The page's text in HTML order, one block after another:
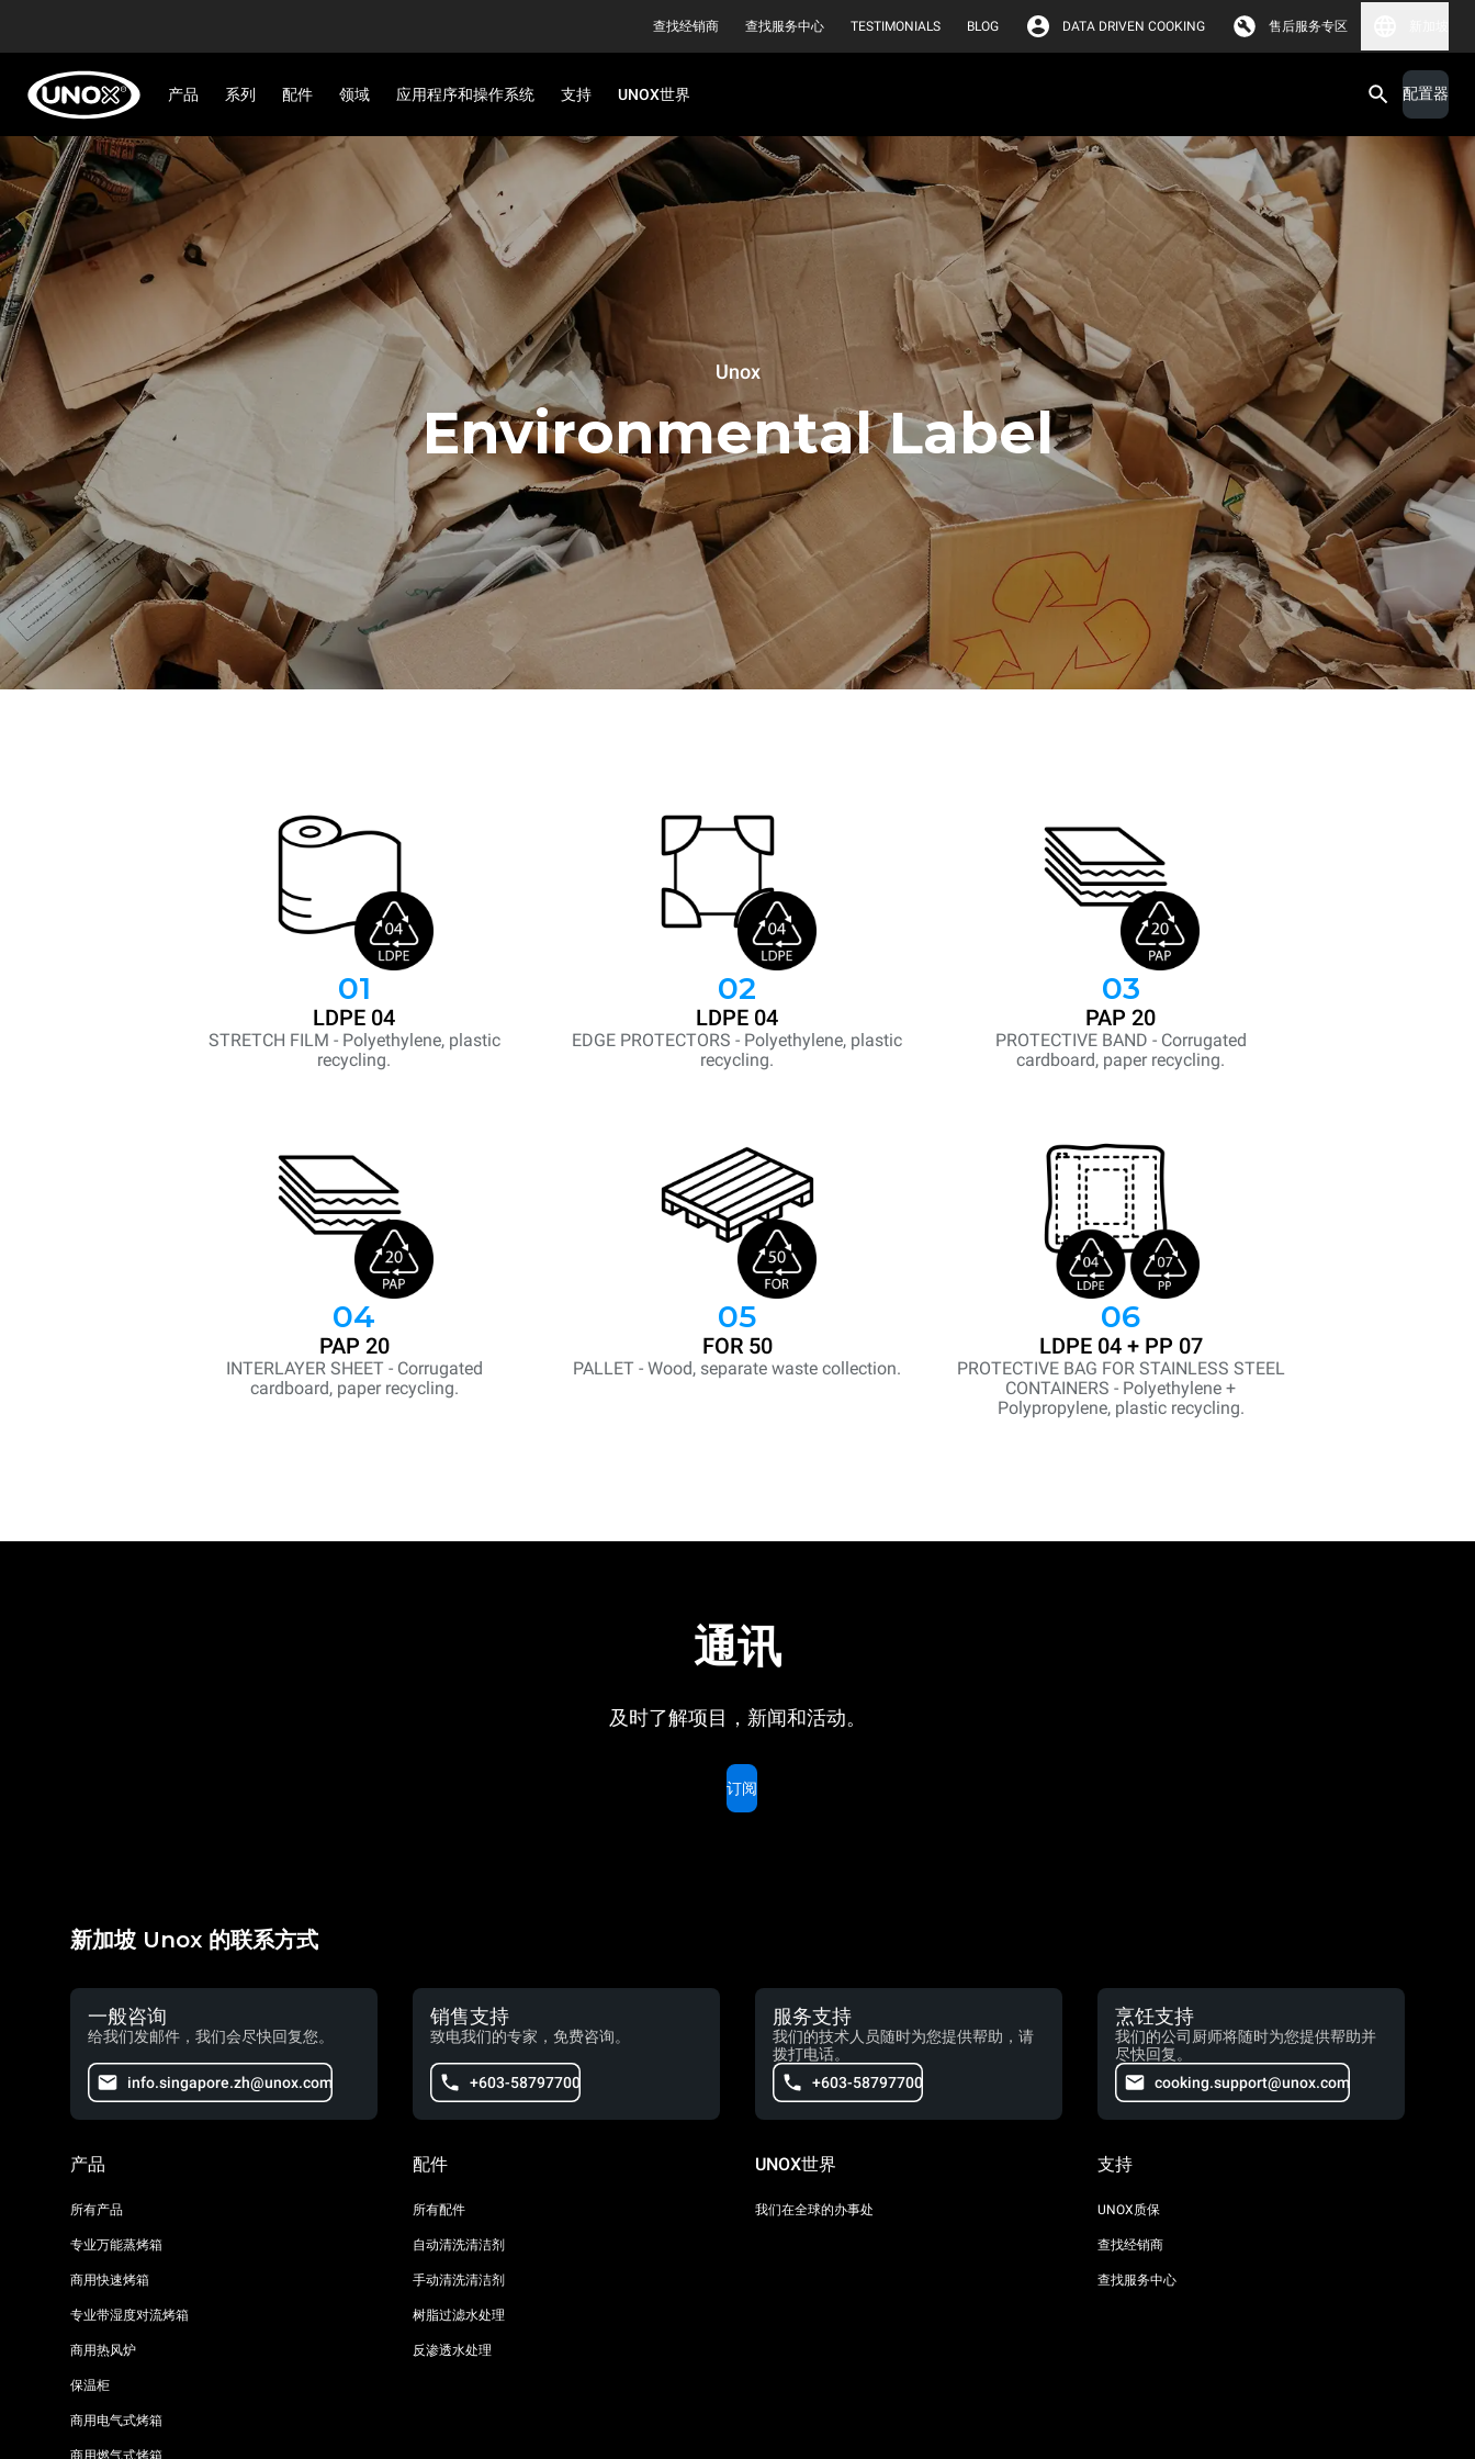
查找经销商 查找服务中心 TESTIMONIALS BLOG DATA DRIVEN COOKING 售后服务专区
产品 系列 配件 领域 应用程序和操作系统 支持 UNOX世界 配置器
Unox
Environmental Label
01
LDPE 04
STRETCH FILM - Polyethylene, plastic
recycling.
02
LDPE 04
EDGE PROTECTORS - Polyethylene, plastic
recycling.
03
PAP 20
PROTECTIVE BAND - Corrugated
cardboard, paper recycling.
04
PAP 20
INTERLAYER SHEET - Corrugated
cardboard, paper recycling.
05
FOR 50
PALLET - Wood, separate waste collection.
06
LDPE 04 + PP 07
PROTECTIVE BAG FOR STAINLESS STEEL
CONTAINERS - Polyethylene +
Polypropylene, plastic recycling.
通讯
及时了解项目，新闻和活动。
订阅
新加坡 Unox 的联系方式
一般咨询
给我们发邮件，我们会尽快回复您。
info.singapore.zh@unox.com
销售支持
致电我们的专家，免费咨询。
+603-58797700
服务支持
我们的技术人员随时为您提供帮助，请
拨打电话。
+603-58797700
烹饪支持
我们的公司厨师将随时为您提供帮助并
尽快回复。
cooking.support@unox.com
产品
所有产品
专业万能蒸烤箱
商用快速烤箱
专业带湿度对流烤箱
商用热风炉
保温柜
商用电气式烤箱
商用燃气式烤箱
配件
所有配件
自动清洗清洁剂
手动清洗清洁剂
树脂过滤水处理
反渗透水处理
UNOX世界
我们在全球的办事处
支持
UNOX质保
查找经销商
查找服务中心